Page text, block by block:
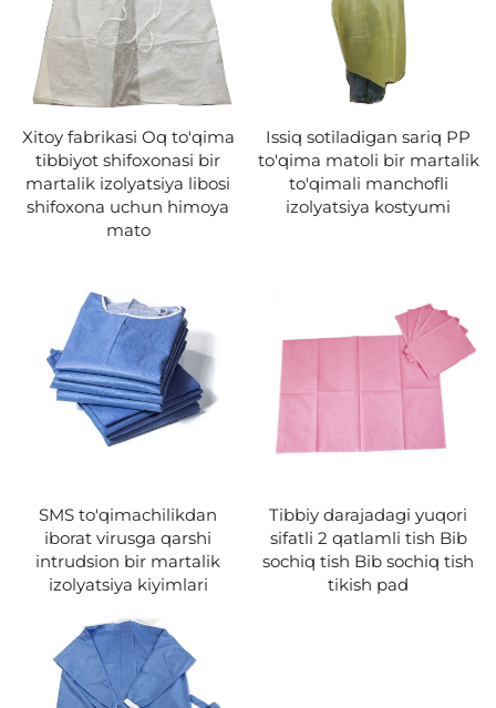
Xitoy fabrikasi Oq to'qima
tibbiyot shifoxonasi bir
martalik izolyatsiya libosi
shifoxona uchun himoya
mato
Issiq sotiladigan sariq PP
to'qima matoli bir martalik
to'qimali manchofli
izolyatsiya kostyumi
SMS to'qimachilikdan
iborat virusga qarshi
intrudsion bir martalik
izolyatsiya kiyimlari
Tibbiy darajadagi yuqori
sifatli 2 qatlamli tish Bib
sochiq tish Bib sochiq tish
tikish pad